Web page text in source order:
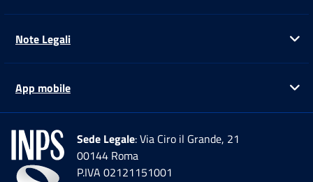
Note Legali
App mobile
Sede Legale: Via Ciro il Grande, 21
00144 Roma
P.IVA 02121151001